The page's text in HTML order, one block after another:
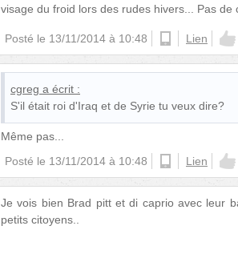
visage du froid lors des rudes hivers... Pas de
Posté le 13/11/2014 à 10:48 ios Lien
cgreg a écrit :
S'il était roi d'Iraq et de Syrie tu veux dire?
Même pas...
Posté le 13/11/2014 à 10:48 androidLien
Je vois bien Brad pitt et di caprio avec leur
petits citoyens..